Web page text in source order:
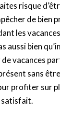
risque
de bien
les
aussi bien
vacances
sans
profiter sur
satisfait.